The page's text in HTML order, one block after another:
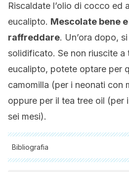
Riscaldate l’olio di cocco ed
eucalipto. Mescolate bene
raffreddare. Un’ora dopo,
solidificato. Se non riuscite a
eucalipto, potete optare per
camomilla (per i neonati con
oppure per il tea tree oil (per
sei mesi).
Bibliografia
Tutte le fonti citate sono state